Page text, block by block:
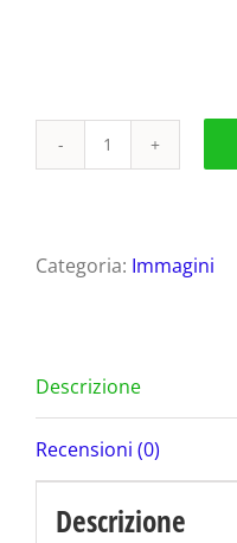
Poster
Astrologica
Categoria: Immagini
Descrizione
Recensioni (0)
Descrizione